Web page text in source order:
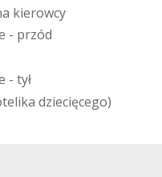
a kierowcy
- przód
- tył
telika dziecięcego)